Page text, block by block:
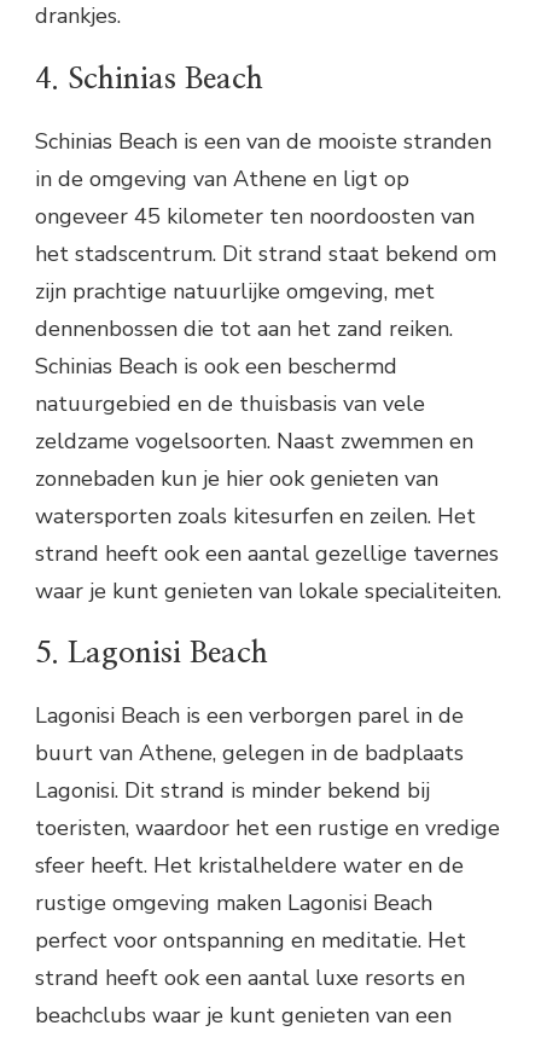
drankjes.
4. Schinias Beach
Schinias Beach is een van de mooiste stranden
in de omgeving van Athene en ligt op
ongeveer 45 kilometer ten noordoosten van
het stadscentrum. Dit strand staat bekend om
zijn prachtige natuurlijke omgeving, met
dennenbossen die tot aan het zand reiken.
Schinias Beach is ook een beschermd
natuurgebied en de thuisbasis van vele
zeldzame vogelsoorten. Naast zwemmen en
zonnebaden kun je hier ook genieten van
watersporten zoals kitesurfen en zeilen. Het
strand heeft ook een aantal gezellige tavernes
waar je kunt genieten van lokale specialiteiten.
5. Lagonisi Beach
Lagonisi Beach is een verborgen parel in de
buurt van Athene, gelegen in de badplaats
Lagonisi. Dit strand is minder bekend bij
toeristen, waardoor het een rustige en vredige
sfeer heeft. Het kristalheldere water en de
rustige omgeving maken Lagonisi Beach
perfect voor ontspanning en meditatie. Het
strand heeft ook een aantal luxe resorts en
beachclubs waar je kunt genieten van een